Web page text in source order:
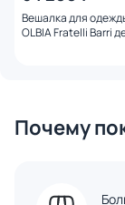
Вешалка для
OLBIA Fratelli Barri
Почему